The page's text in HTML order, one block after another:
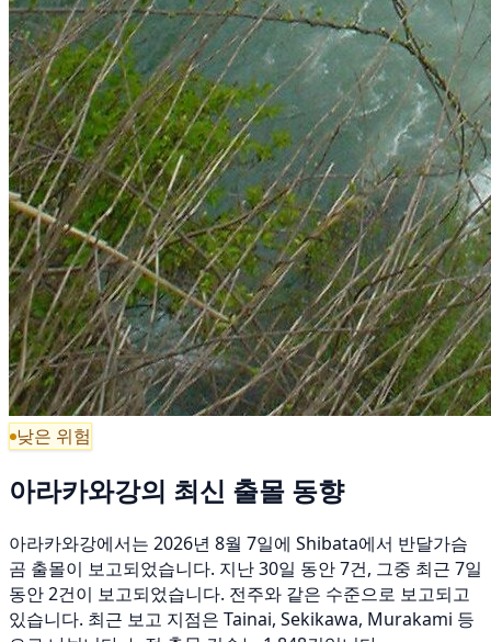
낮은 위험
아라카와강의 최신 출몰 동향
아라카와강에서는 2026년 8월 7일에 Shibata에서 반달가슴
곰 출몰이 보고되었습니다. 지난 30일 동안 7건, 그중 최근 7일
동안 2건이 보고되었습니다. 전주와 같은 수준으로 보고되고
있습니다. 최근 보고 지점은 Tainai, Sekikawa, Murakami 등